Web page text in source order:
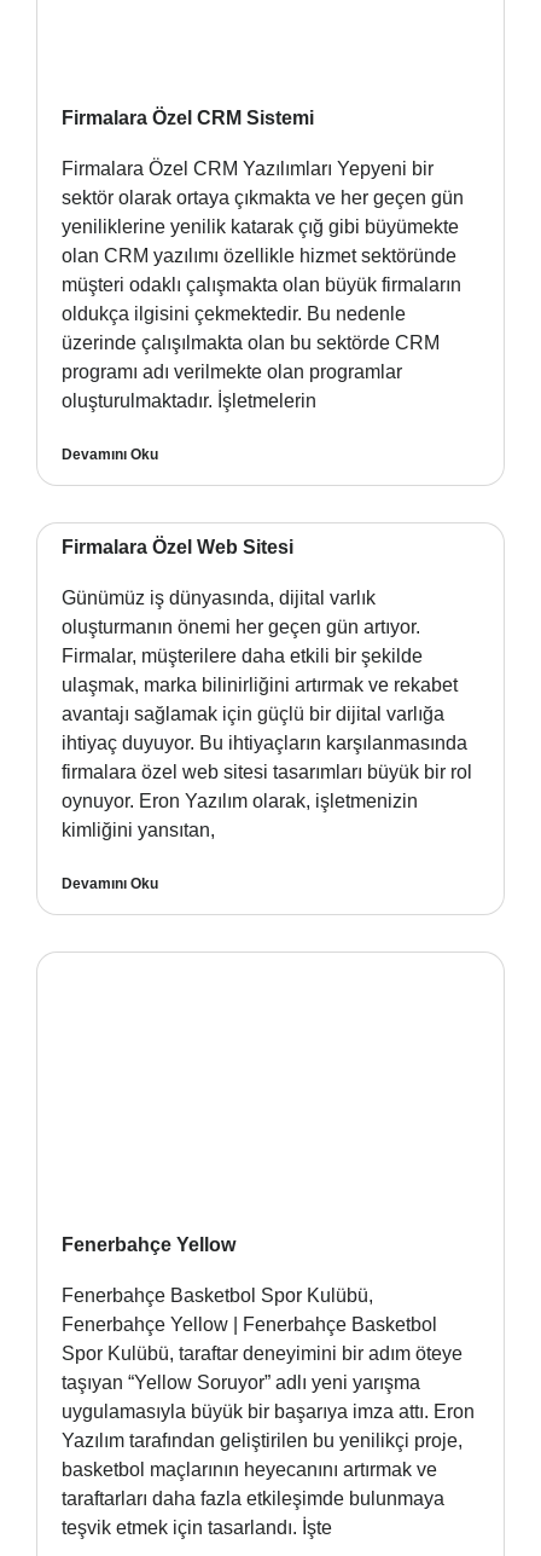
Firmalara Özel CRM Sistemi
Firmalara Özel CRM Yazılımları Yepyeni bir
sektör olarak ortaya çıkmakta ve her geçen gün
yeniliklerine yenilik katarak çığ gibi büyümekte
olan CRM yazılımı özellikle hizmet sektöründe
müşteri odaklı çalışmakta olan büyük firmaların
oldukça ilgisini çekmektedir. Bu nedenle
üzerinde çalışılmakta olan bu sektörde CRM
programı adı verilmekte olan programlar
oluşturulmaktadır. İşletmelerin
Devamını Oku
Firmalara Özel Web Sitesi
Günümüz iş dünyasında, dijital varlık
oluşturmanın önemi her geçen gün artıyor.
Firmalar, müşterilere daha etkili bir şekilde
ulaşmak, marka bilinirliğini artırmak ve rekabet
avantajı sağlamak için güçlü bir dijital varlığa
ihtiyaç duyuyor. Bu ihtiyaçların karşılanmasında
firmalara özel web sitesi tasarımları büyük bir rol
oynuyor. Eron Yazılım olarak, işletmenizin
kimliğini yansıtan,
Devamını Oku
Fenerbahçe Yellow
Fenerbahçe Basketbol Spor Kulübü,
Fenerbahçe Yellow | Fenerbahçe Basketbol
Spor Kulübü, taraftar deneyimini bir adım öteye
taşıyan “Yellow Soruyor” adlı yeni yarışma
uygulamasıyla büyük bir başarıya imza attı. Eron
Yazılım tarafından geliştirilen bu yenilikçi proje,
basketbol maçlarının heyecanını artırmak ve
taraftarları daha fazla etkileşimde bulunmaya
teşvik etmek için tasarlandı. İşte